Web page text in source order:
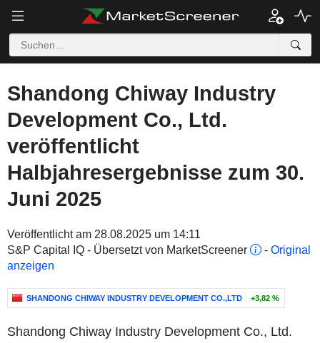
Shandong Chiway Industry
Development Co., Ltd.
veröffentlicht
Halbjahresergebnisse zum 30.
Juni 2025
Veröffentlicht am 28.08.2025 um 14:11
S&P Capital IQ - Übersetzt von MarketScreener
- Original
anzeigen
SHANDONG CHIWAY INDUSTRY DEVELOPMENT CO.,LTD +3,82 %
Shandong Chiway Industry Development Co., Ltd.